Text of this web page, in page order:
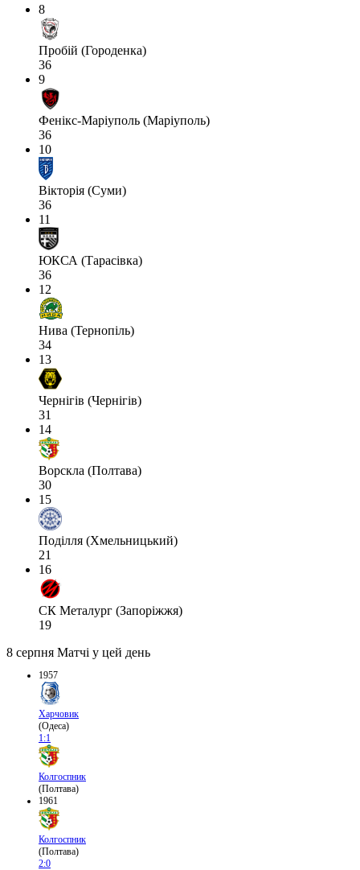
8
Пробій (Городенка)
36
9
Фенікс-Маріуполь (Маріуполь)
36
10
Вікторія (Суми)
36
11
ЮКСА (Тарасівка)
36
12
Нива (Тернопіль)
34
13
Чернігів (Чернігів)
31
14
Ворскла (Полтава)
30
15
Поділля (Хмельницький)
21
16
СК Металург (Запоріжжя)
19
8 серпня Матчі у цей день
1957
Харчовик
(Одеса)
1:1
Колгоспник
(Полтава)
1961
Колгоспник
(Полтава)
2:0